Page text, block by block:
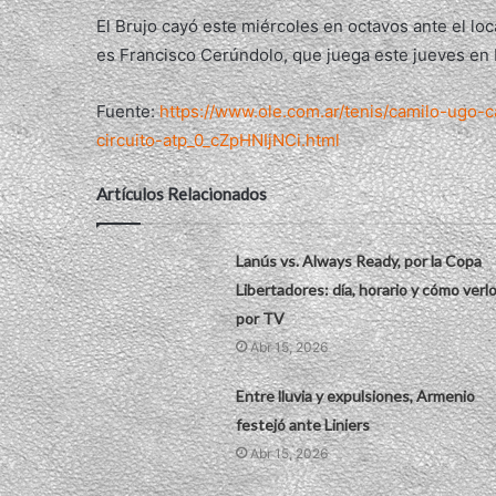
El Brujo cayó este miércoles en octavos ante el
es Francisco Cerúndolo, que juega este jueves en
Fuente:https://www.ole.com.ar/tenis/camilo-
circuito-atp_0_cZpHNIjNCi.html
Artículos Relacionados
Lanús vs. Always Ready, por la Copa
Libertadores: día, horario y cómo verlo
por TV
Abr 15, 2026
Entre lluvia y expulsiones, Armenio
festejó ante Liniers
Abr 15, 2026